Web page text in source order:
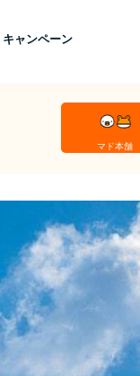
キャンペーン
マド本舗